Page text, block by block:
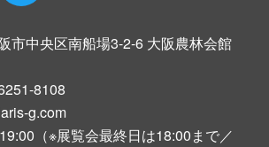
中央区南船場3-2-6 大阪農林会館
8108
g.com
（※展覧会最終日は18:00まで／